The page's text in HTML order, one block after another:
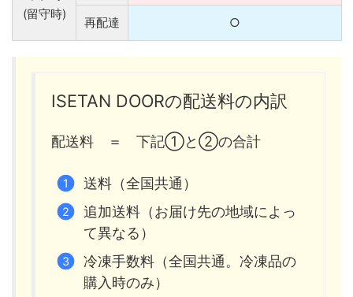
(留守時)
再配達 ○
ISETAN DOORの配送料の内訳
配送料 ＝ 下記①と②の合計
送料（全国共通）
追加送料（お届け先の地域によっ
て異なる）
冷凍手数料（全国共通。冷凍品の
購入時のみ）